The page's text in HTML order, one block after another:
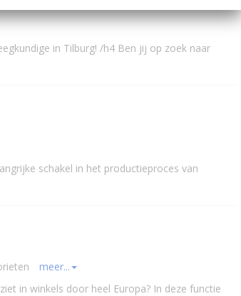
in Tilburg! /h4 Ben jij op zoek naar
schakel in het productieproces van
meer...
in winkels door heel Europa? In deze functie